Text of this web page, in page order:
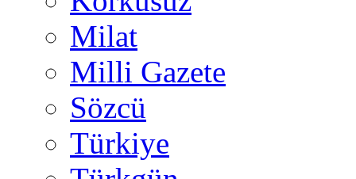
Milat
Milli Gazete
Sözcü
Türkiye